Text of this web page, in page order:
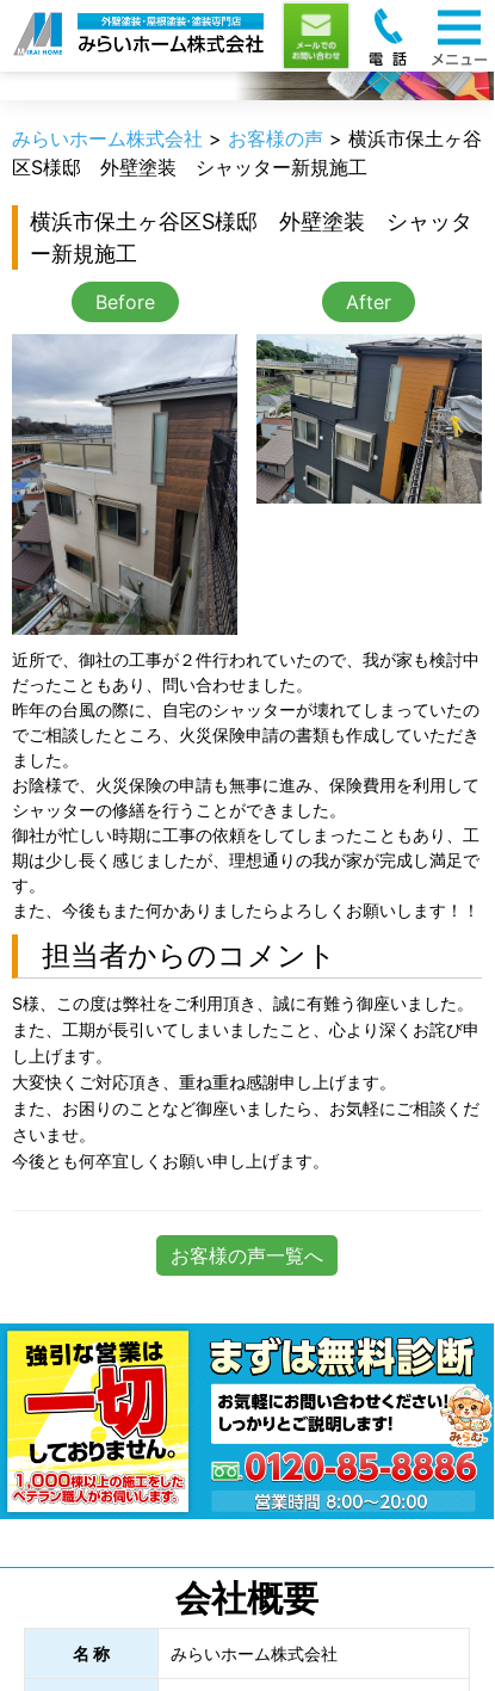
お客様の声
みらいホーム株式会社 > お客様の声 > 横浜市保土ヶ谷
区S様邸 外壁塗装 シャッター新規施工
横浜市保土ヶ谷区S様邸 外壁塗装 シャッタ
ー新規施工
Before After
近所で、御社の工事が２件行われていたので、我が家も検討中
だったこともあり、問い合わせました。
昨年の台風の際に、自宅のシャッターが壊れてしまっていたの
でご相談したところ、火災保険申請の書類も作成していただき
ました。
お陰様で、火災保険の申請も無事に進み、保険費用を利用して
シャッターの修繕を行うことができました。
御社が忙しい時期に工事の依頼をしてしまったこともあり、工
期は少し長く感じましたが、理想通りの我が家が完成し満足で
す。
また、今後もまた何かありましたらよろしくお願いします！！
担当者からのコメント
S様、この度は弊社をご利用頂き、誠に有難う御座いました。
また、工期が長引いてしまいましたこと、心より深くお詫び申
し上げます。
大変快くご対応頂き、重ね重ね感謝申し上げます。
また、お困りのことなど御座いましたら、お気軽にご相談くだ
さいませ。
今後とも何卒宜しくお願い申し上げます。
お客様の声一覧へ
会社概要
名 称 みらいホーム株式会社